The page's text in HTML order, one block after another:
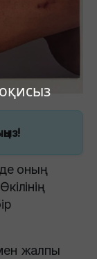
де оның
жалпы